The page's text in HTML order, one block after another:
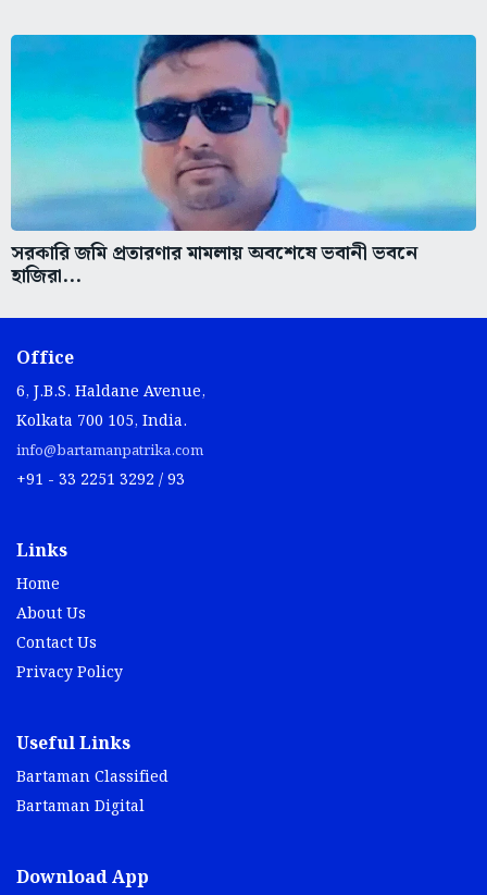
সরকারি জমি প্রতারণার মামলায় অবশেষে ভবানী ভবনে
হাজিরা...
Office
6, J.B.S. Haldane Avenue,
Kolkata 700 105, India.
info@bartamanpatrika.com
+91 - 33 2251 3292 / 93
Links
Home
About Us
Contact Us
Privacy Policy
Useful Links
Bartaman Classified
Bartaman Digital
Download App